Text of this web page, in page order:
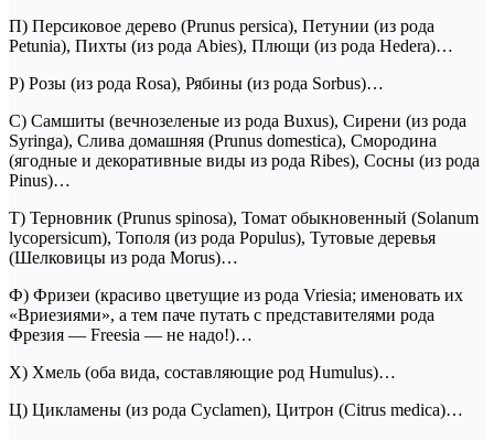
П) Персиковое дерево (Prunus persica), Петунии (из рода
Petunia), Пихты (из рода Abies), Плющи (из рода Hedera)…
Р) Розы (из рода Rosa), Рябины (из рода Sorbus)…
С) Самшиты (вечнозеленые из рода Buxus), Сирени (из рода
Syringa), Слива домашняя (Prunus domestica), Смородина
(ягодные и декоративные виды из рода Ribes), Сосны (из рода
Pinus)…
Т) Терновник (Prunus spinosa), Томат обыкновенный (Solanum
lycopersicum), Тополя (из рода Populus), Тутовые деревья
(Шелковицы из рода Morus)…
Ф) Фризеи (красиво цветущие из рода Vriesia; именовать их
«Вриезиями», а тем паче путать с представителями рода
Фрезия — Freesia — не надо!)…
Х) Хмель (оба вида, составляющие род Humulus)…
Ц) Цикламены (из рода Cyclamen), Цитрон (Citrus medica)…